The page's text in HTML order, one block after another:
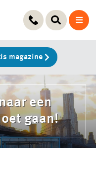
magazine
een
gaan!